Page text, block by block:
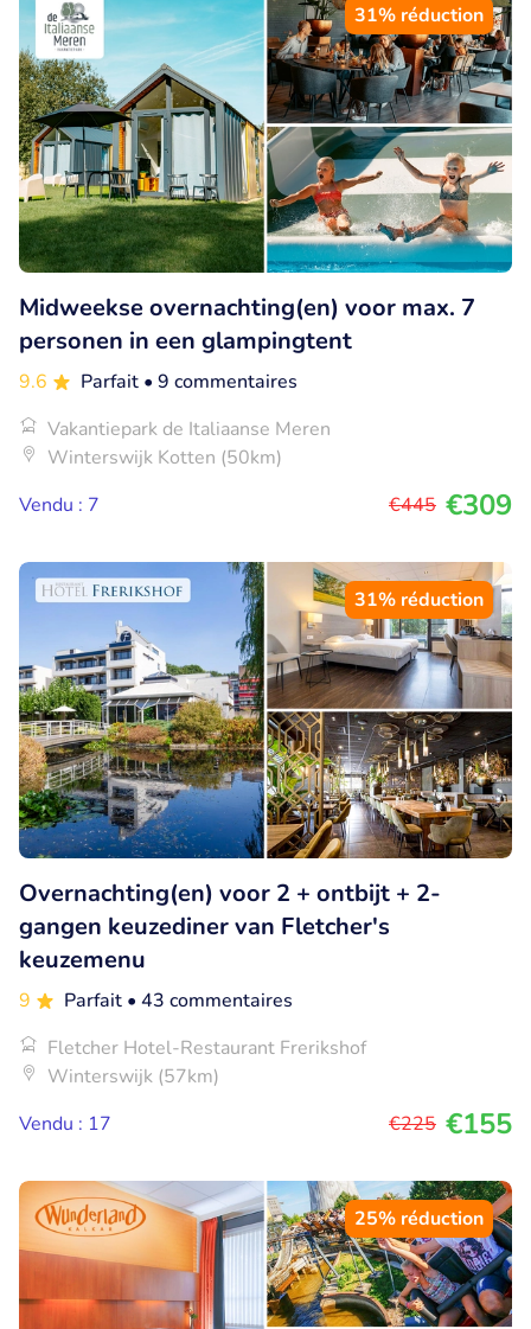
31% réduction
Midweekse overnachting(en) voor max. 7
personen in een glampingtent
9.6 Parfait • 9 commentaires
Vakantiepark de Italiaanse Meren
Winterswijk Kotten (50km)
Vendu : 7
€445 €309
31% réduction
Overnachting(en) voor 2 + ontbijt + 2-
gangen keuzediner van Fletcher's
keuzemenu
9 Parfait • 43 commentaires
Fletcher Hotel-Restaurant Frerikshof
Winterswijk (57km)
Vendu : 17
€225 €155
25% réduction